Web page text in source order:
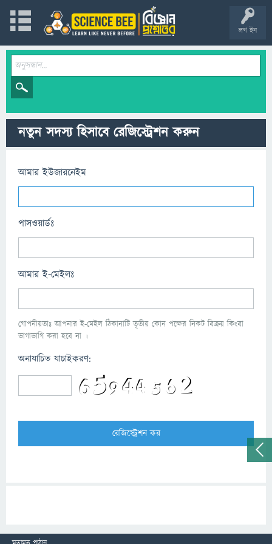
লগ ইন
নতুন সদস্য হিসাবে রেজিস্ট্রেশন করুন
আমার ইউজারনেইম
পাসওয়ার্ডঃ
আমার ই-মেইলঃ
গোপনীয়তাঃ আপনার ই-মেইল ঠিকানাটি তৃতীয় কোন পক্ষের নিকট বিক্রয় কিংবা
ভাগাভাগি করা হবে না ।
অনাযাচিত যাচাইকরণ: